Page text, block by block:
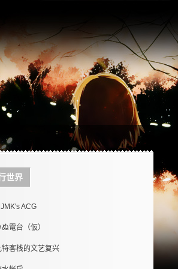
世界
ACG
電台（仮）
特客栈的文艺复兴